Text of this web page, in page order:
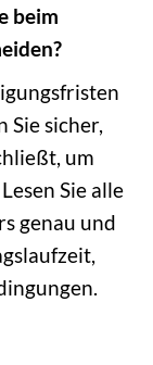
beim
Sie sicher,
um
Sie alle
genau und